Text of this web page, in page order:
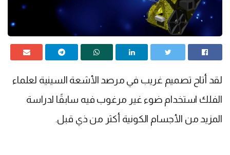
لقد أتاح تصميم غريب في مرصد الأشعة السينية لعلماء
الفلك استخدام ضوء غير مرغوب فيه سابقًا لدراسة
المزيد من الأجسام الكونية أكثر من ذي قبل.